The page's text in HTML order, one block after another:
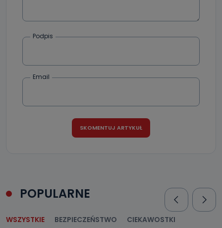
Podpis
Email
POPULARNE
WSZYSTKIE BEZPIECZEŃSTWO
CIEKAWOSTKI